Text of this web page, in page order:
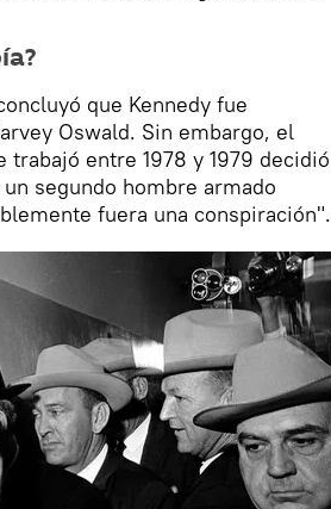
que Kennedy fue
Oswald. Sin embargo, el
entre 1978 y 1979 decidió
segundo hombre armado
fuera una conspiración".